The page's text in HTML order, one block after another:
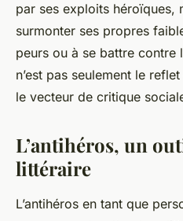
par ses exploits héroïques,
surmonter ses propres
peurs ou à se battre contre
n’est pas seulement le
le vecteur de critique
L’antihéros, un
littéraire
L’antihéros en tant que